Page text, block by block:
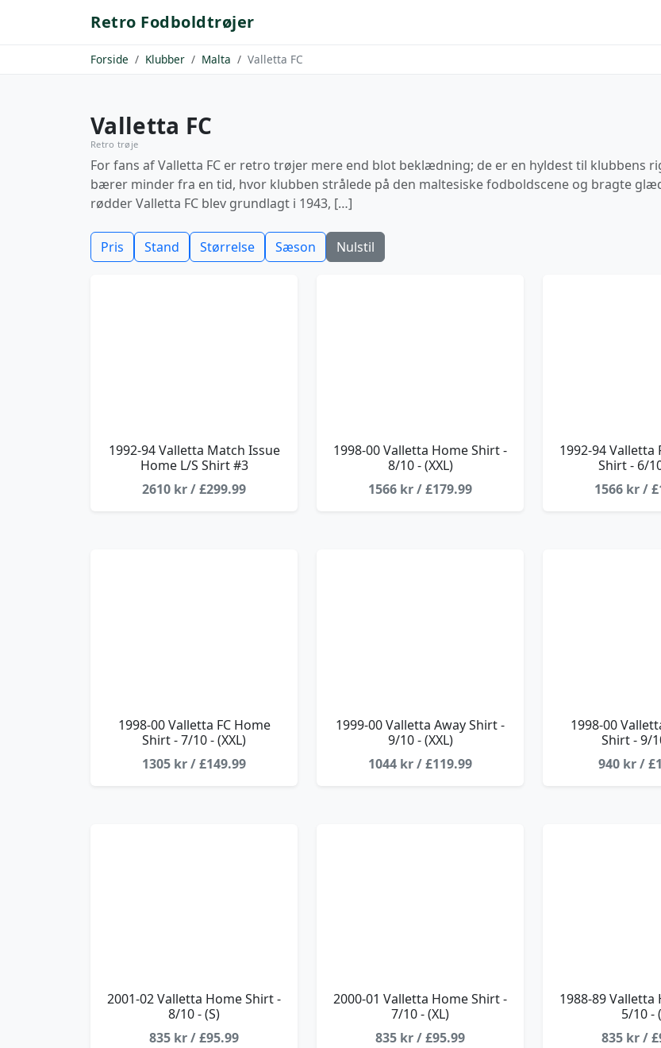
Retro Fodboldtrøjer
Forside Klubber Malta Valletta FC
Valletta FC
Retro trøje
For fans af Valletta FC er retro trøjer mere end blot beklædning; de er en hyldest til klubbens
bærer minder fra en tid, hvor klubben strålede på den maltesiske fodboldscene og bragte
rødder Valletta FC blev grundlagt i 1943, […]
Pris Stand Størrelse Sæson Nulstil
1992-94 Valletta Match Issue
Home L/S Shirt #3
2610 kr / £299.99
1998-00 Valletta Home Shirt -
8/10 - (XXL)
1566 kr / £179.99
1992-94 Valletta
Shirt - 6/
1566 kr /
1998-00 Valletta FC Home
Shirt - 7/10 - (XXL)
1305 kr / £149.99
1999-00 Valletta Away Shirt -
9/10 - (XXL)
1044 kr / £119.99
1998-00
Shirt - 9/
940 kr /
2001-02 Valletta Home Shirt -
8/10 - (S)
835 kr / £95.99
2000-01 Valletta Home Shirt -
7/10 - (XL)
835 kr / £95.99
1988-89 Valletta
5/10 -
835 kr /